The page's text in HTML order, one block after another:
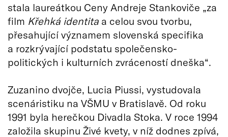
stala laureátkou Ceny Andreje Stankoviče „za
film Křehká identita a celou svou tvorbu,
přesahující významem slovenská specifika
a rozkrývající podstatu společensko-
politických i kulturních zvráceností dneška“.
Zuzanino dvojče, Lucia Piussi, vystudovala
scenáristiku na VŠMU v Bratislavě. Od roku
1991 byla herečkou Divadla Stoka. V roce 1994
založila skupinu Živé kvety, v níž dodnes zpívá,